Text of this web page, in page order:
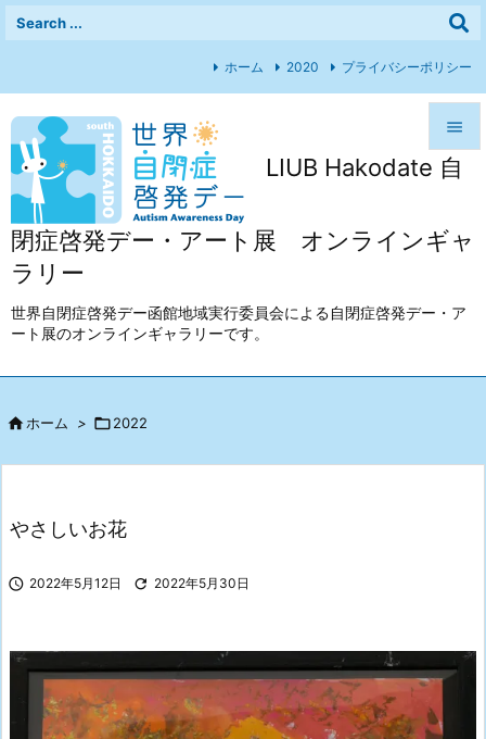
LIUB Hakodate 自
閉症啓発デー・アート展 オンラインギャ
ラリー
世界自閉症啓発デー函館地域実行委員会による自閉症啓発デー・ア
ート展のオンラインギャラリーです。



前へ
次へ
ホーム 2020 プライバシーポリシー
ホーム > 2022
やさしいお花
 2022年5月12日  2022年5月30日